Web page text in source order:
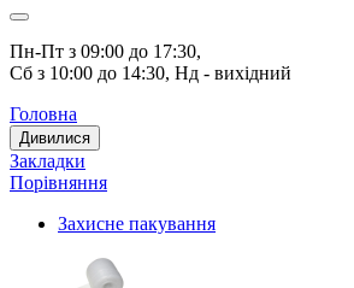
Пн-Пт з 09:00 до 17:30,
Сб з 10:00 до 14:30, Нд - вихідний
Головна
Дивилися
Закладки
Порівняння
Захисне пакування